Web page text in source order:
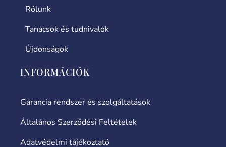
Rólunk
Tanácsok és tudnivalók
Újdonságok
INFORMÁCIÓK
Garancia rendszer és szolgáltatások
Általános Szerződési Feltételek
Adatvédelmi tájékoztató